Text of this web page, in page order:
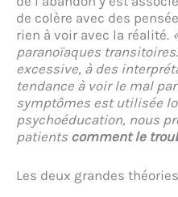
de colère avec des
rien à voir avec la réalité.
paranoïaques
excessive, à des
tendance à voir le mal
symptômes est utilisée
psychoéducation, nous
patients comment le
Les deux grandes